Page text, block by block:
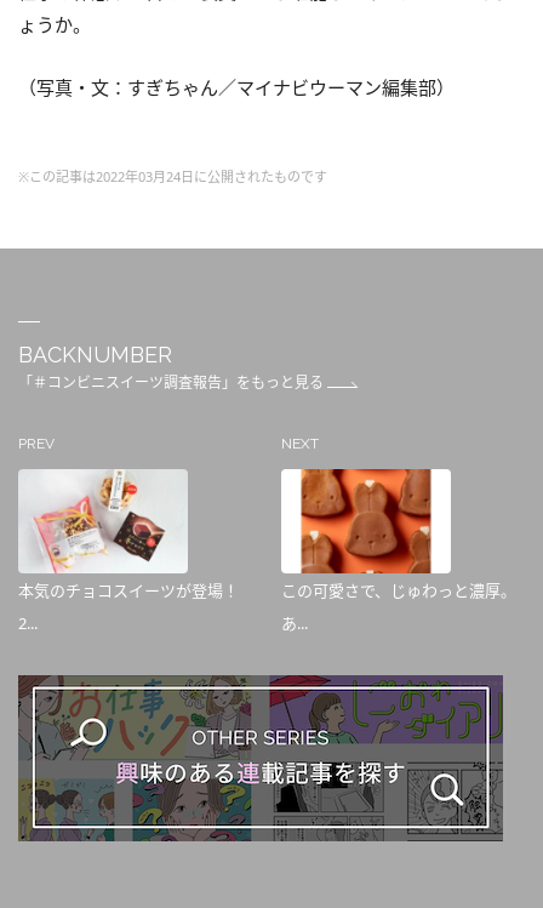
ょうか。
（写真・文：すぎちゃん／マイナビウーマン編集部）
※この記事は2022年03月24日に公開されたものです
BACKNUMBER
「＃コンビニスイーツ調査報告」をもっと見る
PREV
本気のチョコスイーツが登場！
2...
NEXT
この可愛さで、じゅわっと濃厚。
あ...